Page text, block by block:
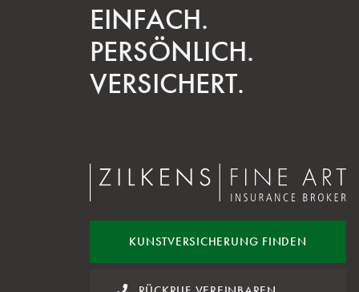
EINFACH.
PERSÖNLICH.
VERSICHERT.
KUNSTVERSICHERUNG FINDEN